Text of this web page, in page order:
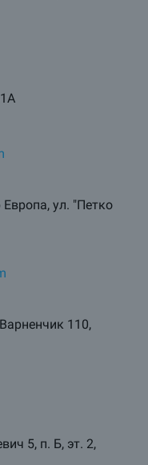
ул. "Петко
110,
5, п. Б, эт. 2,